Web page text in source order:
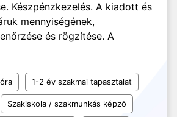
Készpénzkezelés. A kiadott és
mennyiségének,
és rögzítése. A
1-2 év szakmai tapasztalat
Szakiskola / szakmunkás képző